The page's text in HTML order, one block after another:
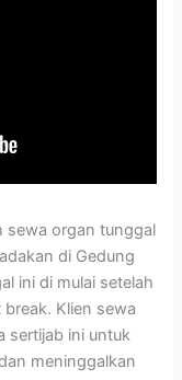
sewa organ tunggal
di Gedung
ini di mulai setelah
Klien sewa
sertijab ini untuk
meninggalkan